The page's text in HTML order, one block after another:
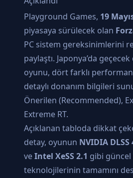
Playground Games, 19
piyasaya sürülecek olan
PC sistem gereksinimlerini
paylaştı. Japonya’da
oyunu, dört farklı
detaylı donanım bilgileri
Önerilen (Recommended),
Extreme RT.
Açıklanan tabloda dikkat
detay, oyunun NVIDIA DLSS
veIntel XeSS 2.1 gibi
teknolojilerinin tamamını